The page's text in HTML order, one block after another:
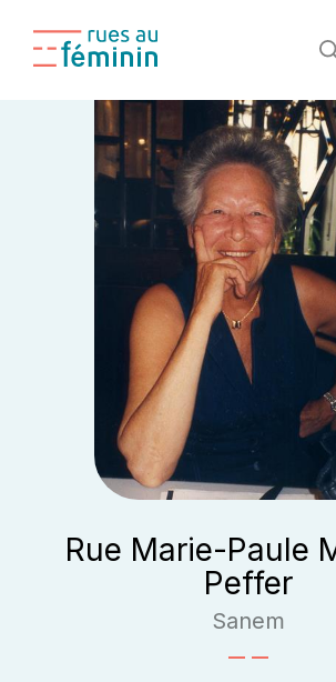
Rue Marie-Paule
Peffer
Sanem